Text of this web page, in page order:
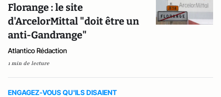
Florange : le site
d'ArcelorMittal "doit être un
anti-Gandrange"
Atlantico Rédaction
1 min de lecture
ENGAGEZ-VOUS QU'ILS DISAIENT